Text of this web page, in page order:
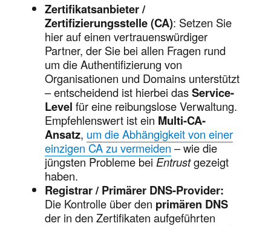
Zertifikatsanbieter /
Zertifizierungsstelle (CA): Setzen Sie
hier auf einen vertrauenswürdiger
Partner, der Sie bei allen Fragen rund
um die Authentifizierung von
Organisationen und Domains unterstützt
– entscheidend ist hierbei dasService-
Level für eine reibungslose Verwaltung.
Empfehlenswert ist ein Multi-CA-
Ansatz, um die Abhängigkeit von einer
einzigen CA zu vermeiden – wie die
jüngsten Probleme beiEntrustgezeigt
haben.
Registrar / Primärer DNS-Provider:
Die Kontrolle über den primären DNS
der in den Zertifikaten aufgeführten